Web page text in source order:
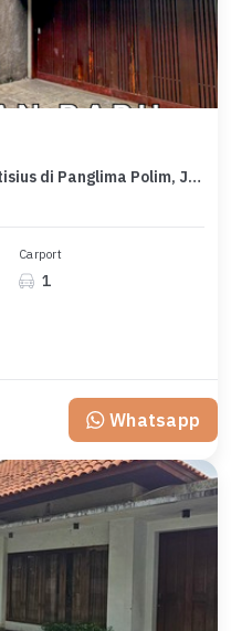
Penawaran Langka, rumah Prestisius di Panglima Polim, Jakarta Selatan, LB 450m²
Carport
1
Whatsapp